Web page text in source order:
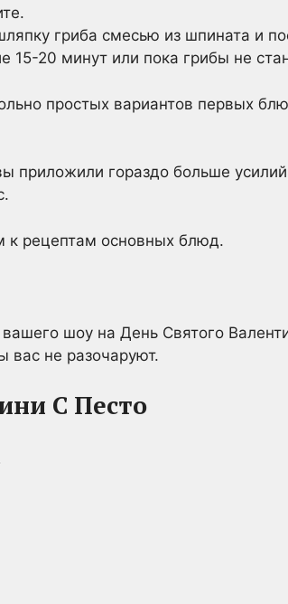
гриба смесью из шпината и
15-20 минут или пока грибы не
простых вариантов первых
приложили гораздо больше
к рецептам основных блюд.
шоу на День Святого
вас не разочаруют.
С Песто